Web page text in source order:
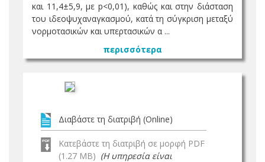
και 11,4±5,9, με p<0,01), καθώς και στην διάσταση
του ιδεοψυχαναγκασμού, κατά τη σύγκριση μεταξύ
νορμοτασικών και υπερτασικών α ...
περισσότερα
Διαβάστε τη διατριβή (Online)
Κατεβάστε τη διατριβή σε μορφή PDF
(1.27 MB) (Η υπηρεσία είναι